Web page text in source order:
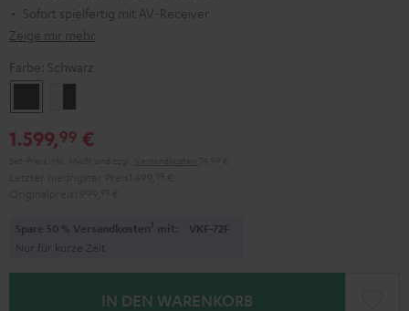
Sofort spielfertig mit AV-Receiver
Zeige mir mehr
Farbe: Schwarz
Schwarz
1.599,99 €
Spare 50 % Versandkosten1 mit: VKF-72F
Nur für kurze Zeit
IN DEN WARENKORB